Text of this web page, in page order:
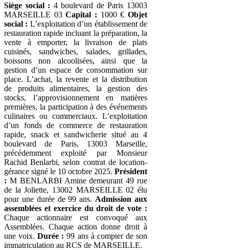
Siège social : 4 boulevard de Paris 13003
MARSEILLE 03Capital : 1000 €Objet
social : L’exploitation d’un établissement de
restauration rapide incluant la préparation, la
vente à emporter, la livraison de plats
cuisinés, sandwiches, salades, grillades,
boissons non alcoolisées, ainsi que la
gestion d’un espace de consommation sur
place. L’achat, la revente et la distribution
de produits alimentaires, la gestion des
stocks, l’approvisionnement en matières
premières, la participation à des événements
culinaires ou commerciaux. L’exploitation
d’un fonds de commerce de restauration
rapide, snack et sandwicherie situé au 4
boulevard de Paris, 13003 Marseille,
précédemment exploité par Monsieur
Rachid Benlarbi, selon contrat de location-
gérance signé le 10 octobre 2025. Président
: M BENLARBI Amine demeurant 49 rue
de la Joliette, 13002 MARSEILLE 02 élu
pour une durée de 99 ans. Admission aux
assemblées et exercice du droit de vote :
Chaque actionnaire est convoqué aux
Assemblées. Chaque action donne droit à
une voix.Durée : 99 ans à compter de son
immatriculation au RCS de MARSEILLE.